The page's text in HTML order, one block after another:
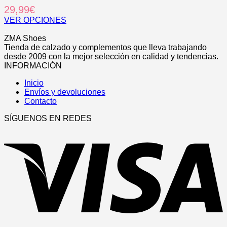
la
página
producto
variantes.
Las
se
pueden
elegir
en
página
producto
29,99€
VER OPCIONES
producto
tiene
múltiples
variantes.
opciones
pueden
en
de
producto
ZMA Shoes
Tienda de calzado y complementos que lleva trabajando
desde 2009 con la mejor selección en calidad y tendencias.
INFORMACIÓN
Inicio
Envíos y devoluciones
Contacto
SÍGUENOS EN REDES